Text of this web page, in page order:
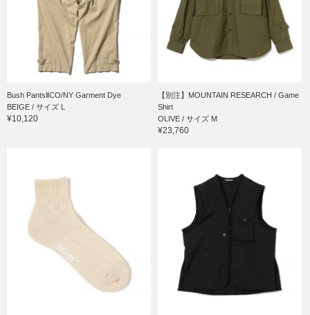
Bush PantsⅡCO/NY Garment Dye
BEIGE / サイズ L
¥10,120
【別注】MOUNTAIN RESEARCH / Game
Shirt
OLIVE / サイズ M
¥23,760